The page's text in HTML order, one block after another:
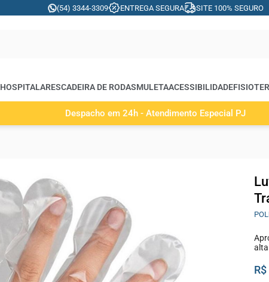
(54) 3344-3309 ENTREGA SEGURA SITE 100% SEGURO
HOSPITALARESCADEIRA DE RODASMULETAACESSIBILIDADE
Despacho em 24h - Atendimento Especial PJ
alta